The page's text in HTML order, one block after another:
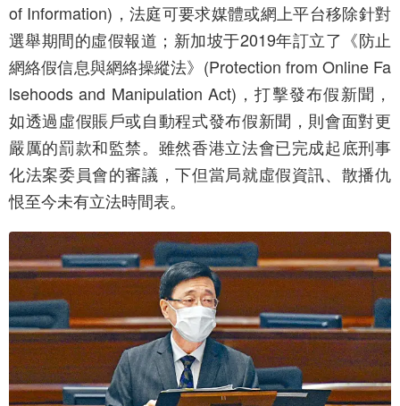
of Information)，法庭可要求媒體或網上平台移除針對
選舉期間的虛假報道；新加坡于2019年訂立了《防止
網絡假信息與網絡操縱法》(Protection from Online Fa
lsehoods and Manipulation Act)，打擊發布假新聞，
如透過虛假賬戶或自動程式發布假新聞，則會面對更
嚴厲的罰款和監禁。雖然香港立法會已完成起底刑事
化法案委員會的審議，下但當局就虛假資訊、散播仇
恨至今未有立法時間表。